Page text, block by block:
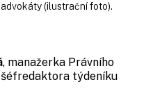
(ilustrační foto).
, manažerka Právního
týdeníku